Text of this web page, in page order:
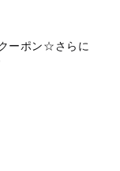
ーポン☆さらに